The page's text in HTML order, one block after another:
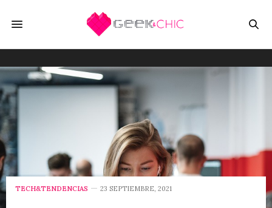
TECH&TENDENCIAS 23 SEPTIEMBRE, 2021